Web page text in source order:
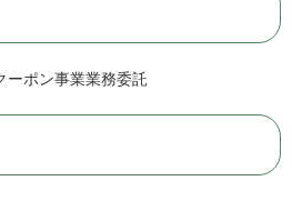
ポン事業業務委託